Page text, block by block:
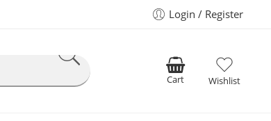
Login / Register
Cart Wishlist